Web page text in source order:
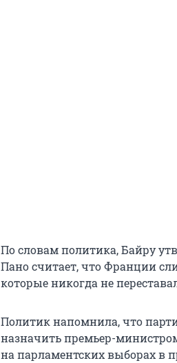
По словам политика, Байру
Пано считает, что Франции
которые никогда не
Политик напомнила, что
назначить премьер-
на парламентских выборах в